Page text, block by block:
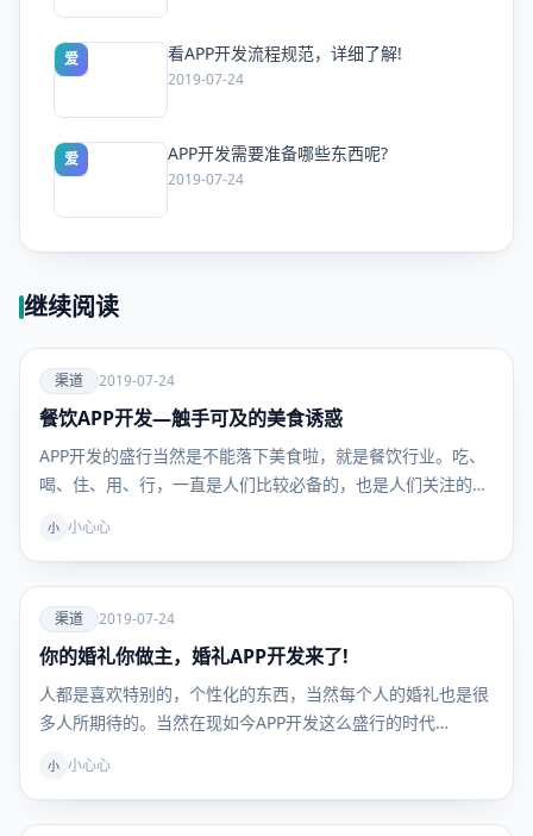
爱 看APP开发流程规范，详细了解!
2019-07-24
爱 APP开发需要准备哪些东西呢?
2019-07-24
继续阅读
爱
渠道
渠道 2019-07-24
餐饮APP开发—触手可及的美食诱惑
APP开发的盛行当然是不能落下美食啦，就是餐饮行业。吃、
喝、住、用、行，一直是人们比较必备的，也是人们关注的…
小 小心心
爱
渠道
渠道 2019-07-24
你的婚礼你做主，婚礼APP开发来了!
人都是喜欢特别的，个性化的东西，当然每个人的婚礼也是很
多人所期待的。当然在现如今APP开发这么盛行的时代…
小 小心心